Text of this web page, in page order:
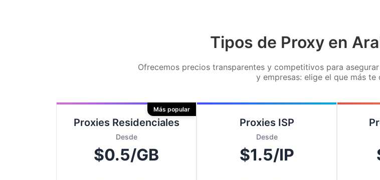
Tipos de Proxy en
Ofrecemos precios transparentes y competitivos para
y empresas: elige el que más te
Proxies Residenciales
Desde
$0.5/GB
Más popular
Proxies ISP
Desde
$1.5/IP